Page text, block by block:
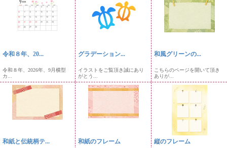
令和８年、20...
令和８年、2026年、9月横型
カ...
グラデーション...
イラストをご覧頂き誠にあり
がとう...
和風グリーンの...
こちらのページを開いて頂き
ありが...
和紙と伝統柄テ... 和紙のフレーム 縦のフレーム